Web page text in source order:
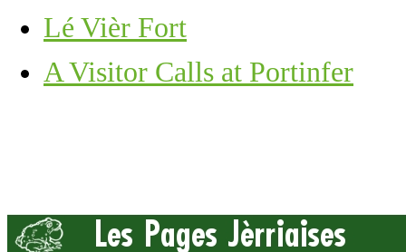
Lé Vièr Fort
A Visitor Calls at Portinfer